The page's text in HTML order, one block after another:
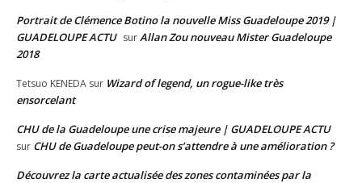
Portrait de Clémence Botino la nouvelle Miss Guadeloupe 2019 |
GUADELOUPE ACTU surAllan Zou nouveau Mister Guadeloupe
2018
Tetsuo KENEDA sur Wizard of legend, un rogue-like très
ensorcelant
CHU de la Guadeloupe une crise majeure | GUADELOUPE ACTU
sur CHU de Guadeloupe peut-on s’attendre à une amélioration ?
Découvrez la carte actualisée des zones contaminées par la